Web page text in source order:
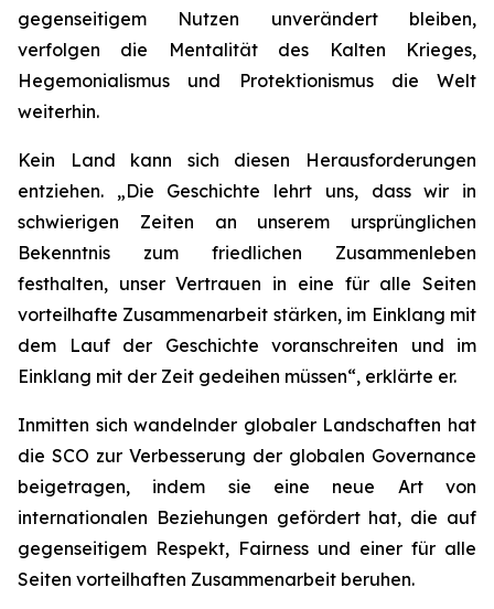
gegenseitigem Nutzen unverändert bleiben,
verfolgen die Mentalität des Kalten Krieges,
Hegemonialismus und Protektionismus die Welt
weiterhin.
Kein Land kann sich diesen Herausforderungen
entziehen. „Die Geschichte lehrt uns, dass wir in
schwierigen Zeiten an unserem ursprünglichen
Bekenntnis zum friedlichen Zusammenleben
festhalten, unser Vertrauen in eine für alle Seiten
vorteilhafte Zusammenarbeit stärken, im Einklang mit
dem Lauf der Geschichte voranschreiten und im
Einklang mit der Zeit gedeihen müssen“, erklärte er.
Inmitten sich wandelnder globaler Landschaften hat
die SCO zur Verbesserung der globalen Governance
beigetragen, indem sie eine neue Art von
internationalen Beziehungen gefördert hat, die auf
gegenseitigem Respekt, Fairness und einer für alle
Seiten vorteilhaften Zusammenarbeit beruhen.